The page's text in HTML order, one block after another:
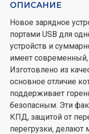
ОПИСАНИЕ
Новое зарядное
портами USB для
устройств и
имеет
Изготовлено из
основное отличие
поддерживает
безопасным. Эти
КПД, защитой от
перегрузки, делают